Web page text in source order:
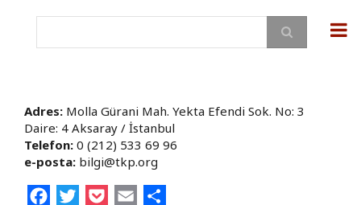
Ara
Adres: Molla Gürani Mah. Yekta Efendi Sok. No: 3
Daire: 4 Aksaray / İstanbul
Telefon: 0 (212) 533 69 96
e-posta: bilgi@tkp.org
FacebookTwitterPocketEmail